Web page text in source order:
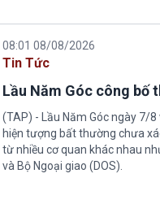
08:01 08/08/2026
Tin Tức
Lầu Năm Góc công bố
(TAP) - Lầu Năm Góc ngày 7/
hiện tượng bất thường chưa
từ nhiều cơ quan khác nhau
và Bộ Ngoại giao (DOS).